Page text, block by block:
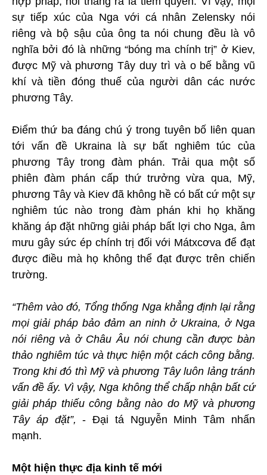
sự tiếp xúc của Nga với cá nhân Zelensky nói
riêng và bộ sậu của ông ta nói chung đều là vô
nghĩa bởi đó là những “bóng ma chính trị” ở Kiev,
được Mỹ và phương Tây duy trì và o bế bằng vũ
khí và tiền đóng thuế của người dân các nước
phương Tây.
Điểm thứ ba đáng chú ý trong tuyên bố liên quan
tới vấn đề Ukraina là sự bất nghiêm túc của
phương Tây trong đàm phán. Trải qua một số
phiên đàm phán cấp thứ trưởng vừa qua, Mỹ,
phương Tây và Kiev đã không hề có bất cứ một sự
nghiêm túc nào trong đàm phán khi họ khăng
khăng áp đặt những giải pháp bất lợi cho Nga, âm
mưu gây sức ép chính trị đối với Mátxcơva để đạt
được điều mà họ không thể đạt được trên chiến
trường.
“Thêm vào đó, Tổng thống Nga khẳng định lại rằng
mọi giải pháp bảo đảm an ninh ở Ukraina, ở Nga
nói riêng và ở Châu Âu nói chung cần được bàn
thảo nghiêm túc và thực hiện một cách công bằng.
Trong khi đó thì Mỹ và phương Tây luôn lảng tránh
vấn đề ấy. Vì vậy, Nga không thể chấp nhận bất cứ
giải pháp thiếu công bằng nào do Mỹ và phương
Tây áp đặt”, - Đại tá Nguyễn Minh Tâm nhấn
mạnh.
Một hiện thực địa kinh tế mới